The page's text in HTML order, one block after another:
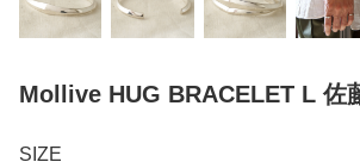
Mollive HUG BRACELET L 佐
SIZE